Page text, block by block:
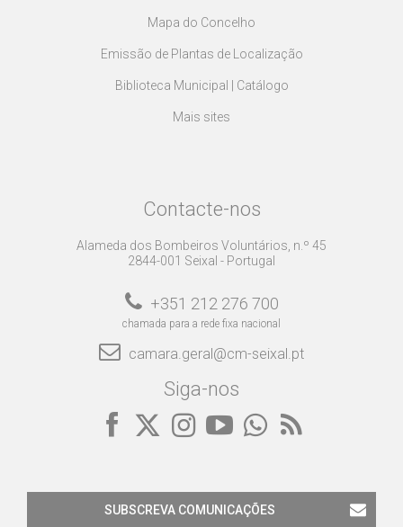
Mapa do Concelho
Emissão de Plantas de Localização
Biblioteca Municipal | Catálogo
Mais sites
Contacte-nos
Alameda dos Bombeiros Voluntários, n.º 45
2844-001 Seixal - Portugal
+351 212 276 700
chamada para a rede fixa nacional
camara.geral@cm-seixal.pt
Siga-nos
SUBSCREVA COMUNICAÇÕES